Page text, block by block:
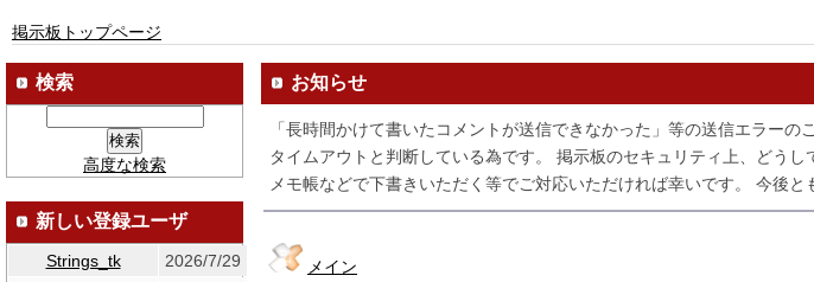
掲示板トップページ
お知らせ
「長時間かけて書いたコメントが送信できなかった」等の送信エラー
タイムアウトと判断している為です。 掲示板のセキュリティ上、どう
メモ帳などで下書きいただく等でご対応いただければ幸いです。 今後と
メイン
検索
高度な検索
新しい登録ユーザ
Strings_tk
2026/7/29